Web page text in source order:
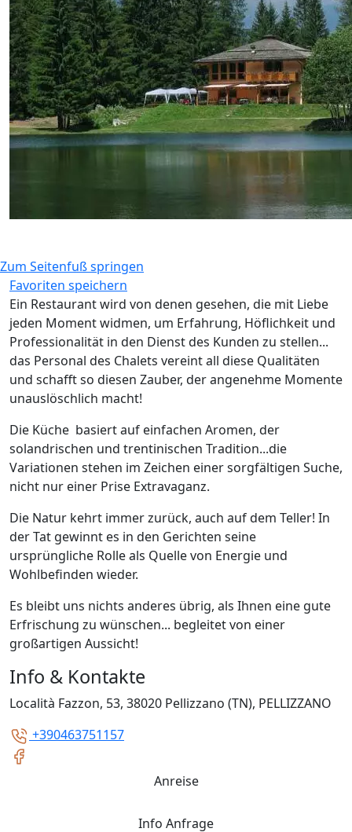
Zum Seitenfuß springen
Favoriten speichern
Info & Kontakte
Località Fazzon, 53, 38020 Pellizzano (TN), PELLIZZANO
+390463751157
Anreise
Info Anfrage
Ein Restaurant wird von denen gesehen, die mit Liebe
jeden Moment widmen, um Erfahrung, Höflichkeit und
Professionalität in den Dienst des Kunden zu stellen...
das Personal des Chalets vereint all diese Qualitäten
und schafft so diesen Zauber, der angenehme Momente
unauslöschlich macht!
Die Küche basiert auf einfachen Aromen, der
solandrischen und trentinischen Tradition...die
Variationen stehen im Zeichen einer sorgfältigen Suche,
nicht nur einer Prise Extravaganz.
Die Natur kehrt immer zurück, auch auf dem Teller! In
der Tat gewinnt es in den Gerichten seine
ursprüngliche Rolle als Quelle von Energie und
Wohlbefinden wieder.
Es bleibt uns nichts anderes übrig, als Ihnen eine gute
Erfrischung zu wünschen... begleitet von einer
großartigen Aussicht!